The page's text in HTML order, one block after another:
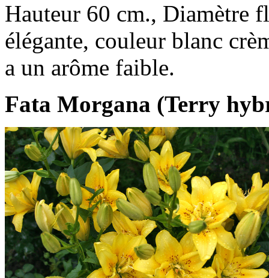
Hauteur 60 cm., Diamètre
élégante, couleur blanc
a un arôme faible.
Fata Morgana (Terry